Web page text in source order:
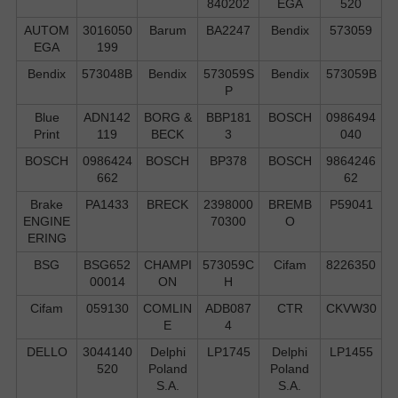
840202
EGA
520
AUTOM
EGA
3016050
199
Barum BA2247 Bendix 573059
Bendix 573048B Bendix
573059S
P
Bendix 573059B
Blue
Print
ADN142
119
BORG &
BECK
BBP181
3
BOSCH
0986494
040
BOSCH
0986424
662
BOSCH BP378 BOSCH
9864246
62
Brake
ENGINE
ERING
PA1433 BRECK
2398000
70300
BREMB
O
P59041
BSG
BSG652
00014
CHAMPI
ON
573059C
H
Cifam 8226350
Cifam 059130
COMLIN
E
ADB087
4
CTR CKVW30
DELLO
3044140
520
Delphi
Poland
S.А.
LP1745
Delphi
Poland
S.А.
LP1455